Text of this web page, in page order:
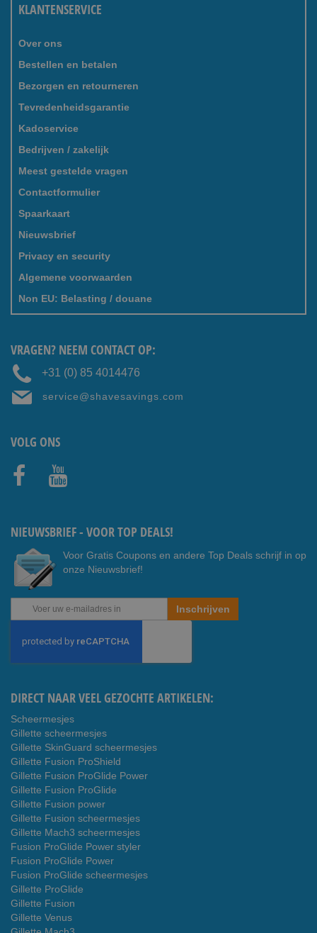
KLANTENSERVICE
Over ons
Bestellen en betalen
Bezorgen en retourneren
Tevredenheidsgarantie
Kadoservice
Bedrijven / zakelijk
Meest gestelde vragen
Contactformulier
Spaarkaart
Nieuwsbrief
Privacy en security
Algemene voorwaarden
Non EU: Belasting / douane
VRAGEN? NEEM CONTACT OP:
+31 (0) 85 4014476
service@shavesavings.com
VOLG ONS
NIEUWSBRIEF - VOOR TOP DEALS!
Voor Gratis Coupons en andere Top Deals schrijf in op
onze Nieuwsbrief!
Abonneer
u
onze
nieuwsbrief
Inschrijven
DIRECT NAAR VEEL GEZOCHTE ARTIKELEN:
Scheermesjes
Gillette scheermesjes
Gillette SkinGuard scheermesjes
Gillette Fusion ProShield
Gillette Fusion ProGlide Power
Gillette Fusion ProGlide
Gillette Fusion power
Gillette Fusion scheermesjes
Gillette Mach3 scheermesjes
Fusion ProGlide Power styler
Fusion ProGlide Power
Fusion ProGlide scheermesjes
Gillette ProGlide
Gillette Fusion
Gillette Venus